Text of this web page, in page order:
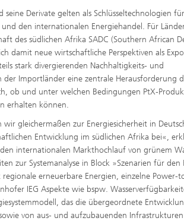
seine Derivate gelten als Schlüsseltechnologien
den internationalen Energiehandel. Für
des südlichen Afrika SADC (Southern African
damit neue wirtschaftliche Perspektiven als
stark divergierenden Nachhaltigkeits- und
der Importländer eine zentrale Herausforderung
ob und unter welchen Bedingungen
erhalten können.
wir gleichermaßen zur Energiesicherheit in
Entwicklung im südlichen Afrika bei«,
internationalen Markthochlauf von grünem
zur Systemanalyse in Block »Szenarien für den
erneuerbare Energien, einzelne Power-
IEG Aspekte wie bspw.
das die übergeordnete
von aus- und aufzubauenden